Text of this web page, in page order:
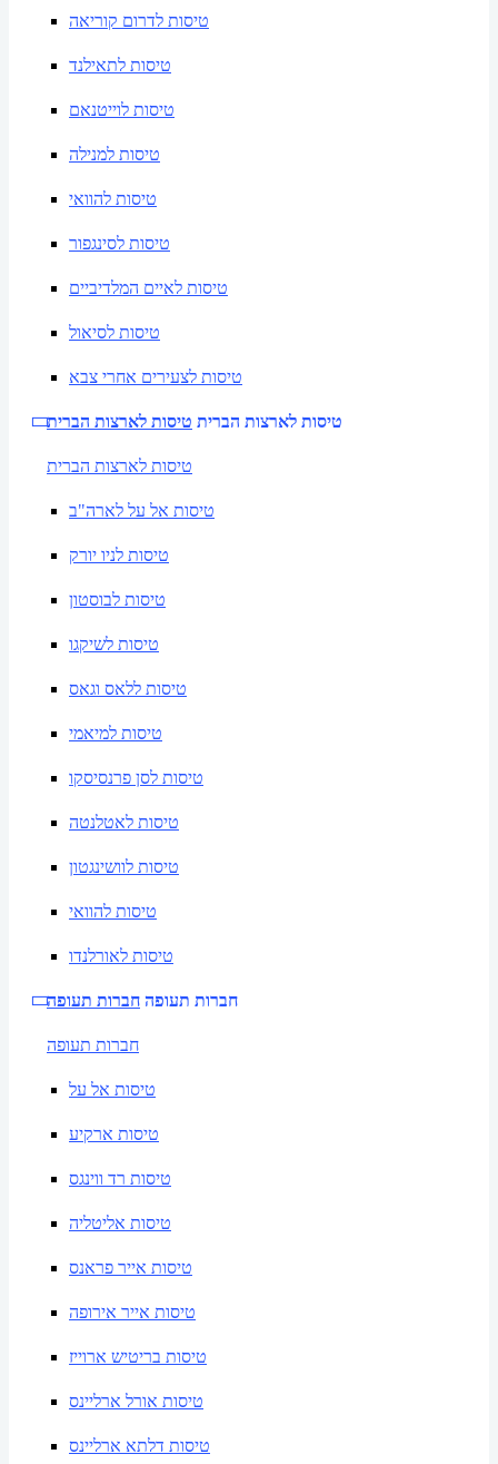
טיסות לדרום קוריאה
טיסות לתאילנד
טיסות לוייטנאם
טיסות למנילה
טיסות להוואי
טיסות לסינגפור
טיסות לאיים המלדיביים
טיסות לסיאול
טיסות לצעירים אחרי צבא
טיסות לארצות הברית טיסות לארצות הברית
טיסות לארצות הברית
טיסות אל על לארה"ב
טיסות לניו יורק
טיסות לבוסטון
טיסות לשיקגו
טיסות ללאס וגאס
טיסות למיאמי
טיסות לסן פרנסיסקו
טיסות לאטלנטה
טיסות לוושינגטון
טיסות להוואי
טיסות לאורלנדו
חברות תעופה חברות תעופה
חברות תעופה
טיסות אל על
טיסות ארקיע
טיסות רד ווינגס
טיסות אליטליה
טיסות אייר פראנס
טיסות אייר אירופה
טיסות בריטיש ארוייז
טיסות אורל ארליינס
טיסות דלתא ארליינס